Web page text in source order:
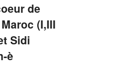
de
(I,III
Sidi
è